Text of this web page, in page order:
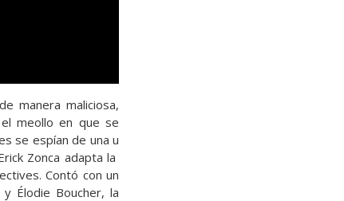
manera maliciosa,
meollo en que se
se espían de una u
Zonca adapta la
Contó con un
Élodie Boucher, la